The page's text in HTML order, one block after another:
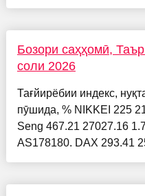
Бозори саҳҳомӣ,
соли 2026
Тағйирёбии индекс,
пӯшида, % NIKKEI 225
Seng 467.21 27027.16
AS178180. DAX 293.41